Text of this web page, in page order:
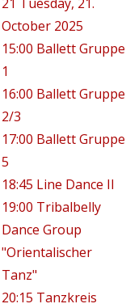
October 2025
15:00 Ballett Gruppe
1
16:00 Ballett Gruppe
2/3
17:00 Ballett Gruppe
5
18:45 Line Dance II
19:00 Tribalbelly
Dance Group
"Orientalischer
Tanz"
20:15 Tanzkreis